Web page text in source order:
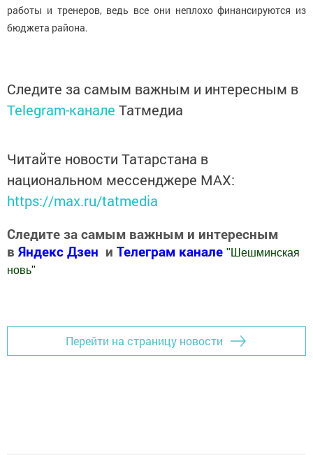
работы и тренеров, ведь все они неплохо финансируются из
бюджета района.
Следите за самым важным и интересным в
Telegram-канале Татмедиа
Читайте новости Татарстана в
национальном мессенджере MАХ:
https://max.ru/tatmedia
Следите за самым важным и интересным
в Яндекс Дзен и Телеграм канале " Шешминская
новь"
Перейти на страницу новости